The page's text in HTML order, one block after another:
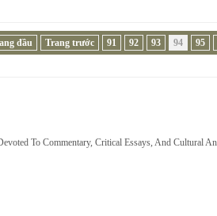
đầu Trang trước 91 92 93 94 95
To Commentary, Critical Essays, And Cultural